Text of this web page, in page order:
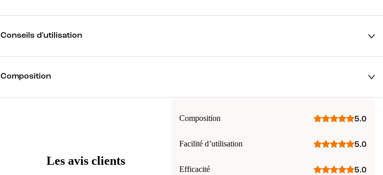
Conseils d'utilisation
Composition
Les avis clients
Composition 5.0
Facilité d’utilisation 5.0
Efficacité 5.0